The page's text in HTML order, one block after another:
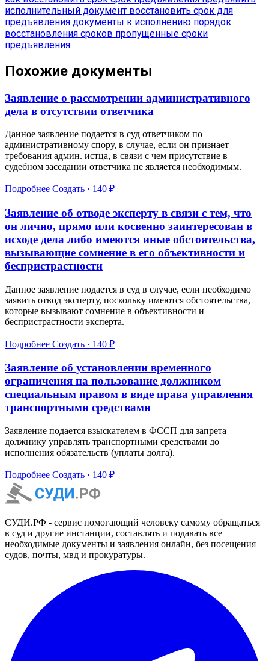
исполнительный документ восстановить срок для
предъявления документы к исполнению порядок
восстановления сроков пропущенные сроки
предъявления.
Похожие документы
Заявление о рассмотрении административного
дела в отсутствии ответчика
Данное заявление подается в суд ответчиком по
административному спору, в случае, если он признает
требования админ. истца, в связи с чем присутствие в
судебном заседании ответчика не является необходимым.
Подробнее Создать · 140 ₽
Заявление об отводе эксперту в связи с тем, что
он лично, прямо или косвенно заинтересован в
исходе дела либо имеются иные обстоятельства,
вызывающие сомнение в его объективности и
беспристрастности
Данное заявление подается в суд в случае, если необходимо
заявить отвод эксперту, поскольку имеются обстоятельства,
которые вызывают сомнение в объективности и
беспристрастности эксперта.
Подробнее Создать · 140 ₽
Заявление об установлении временного
ограничения на пользование должником
специальным правом в виде права управления
транспортными средствами
Заявление подается взыскателем в ФССП для запрета
должнику управлять транспортными средствами до
исполнения обязательств (уплаты долга).
Подробнее Создать · 140 ₽
СУДИ.РФ - сервис помогающий человеку самому обращаться
в суд и другие инстанции, составлять и подавать все
необходимые документы и заявления онлайн, без посещения
судов, почты, мвд и прокуратуры.